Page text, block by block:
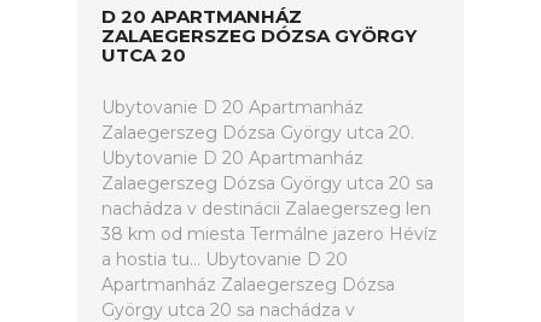
D 20 APARTMANHÁZ
ZALAEGERSZEG DÓZSA GYÖRGY
UTCA 20
Ubytovanie D 20 Apartmanház
Zalaegerszeg Dózsa György utca 20.
Ubytovanie D 20 Apartmanház
Zalaegerszeg Dózsa György utca 20 sa
nachádza v destinácii Zalaegerszeg len
38 km od miesta Termálne jazero Hévíz
a hostia tu... Ubytovanie D 20
Apartmanház Zalaegerszeg Dózsa
György utca 20 sa nachádza v